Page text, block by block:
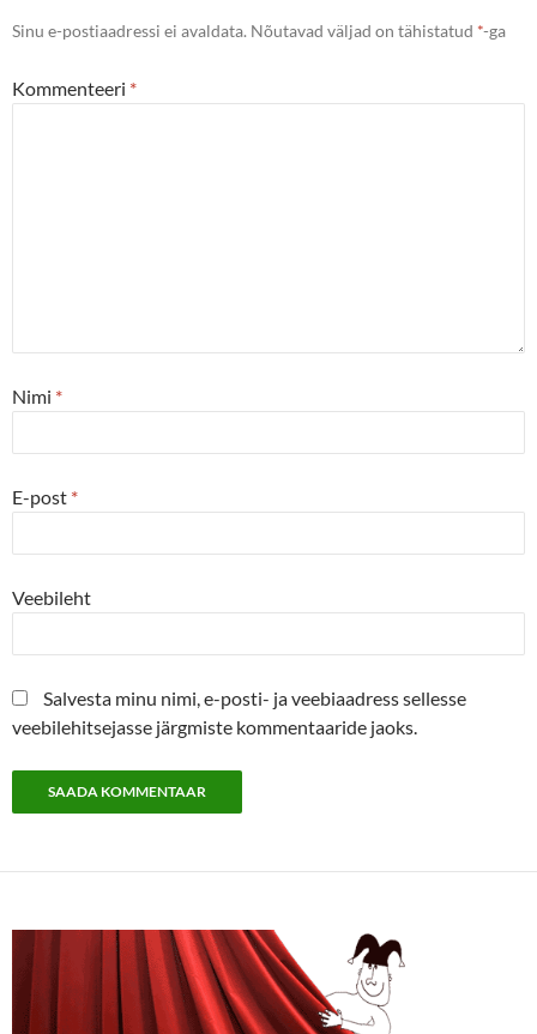
Sinu e-postiaadressi ei avaldata. Nõutavad väljad on tähistatud *-ga
Kommenteeri *
Nimi *
E-post *
Veebileht
Salvesta minu nimi, e-posti- ja veebiaadress sellesse
veebilehitsejasse järgmiste kommentaaride jaoks.